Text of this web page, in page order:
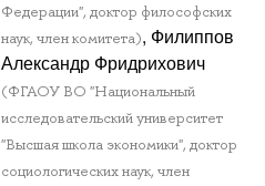
Федерации", доктор философских
наук, член комитета), Филиппов
Александр Фридрихович
(ФГАОУ ВО "Национальный
исследовательский университет
"Высшая школа экономики", доктор
социологических наук, член